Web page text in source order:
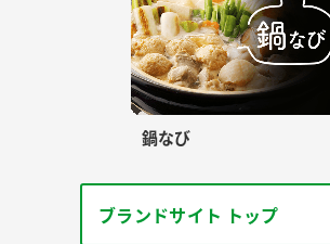
鍋なび
ブランドサイト トップ